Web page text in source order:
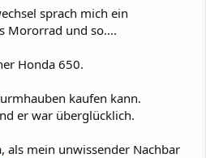
sprach mich ein
Mororrad und so….
Honda 650.
kaufen kann.
er war überglücklich.
als mein unwissender Nachbar